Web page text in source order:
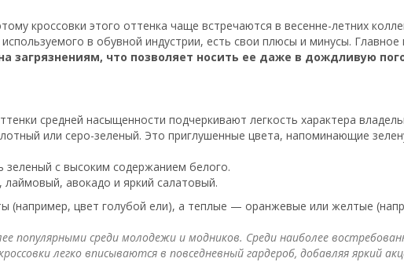
кроссовки этого оттенка чаще встречаются в весенне-летних
в обувной индустрии, есть свои плюсы и минусы.
загрязнениям, что позволяет носить ее даже в дождливую
средней насыщенности подчеркивают легкость характера
или серо-зеленый. Это приглушенные цвета, напоминающие
зеленый с высоким содержанием белого.
авокадо и яркий салатовый.
(например, цвет голубой ели), а теплые — оранжевые или желтые
популярными среди молодежи и модников. Среди наиболее
легко вписываются в повседневный гардероб, добавляя яркий